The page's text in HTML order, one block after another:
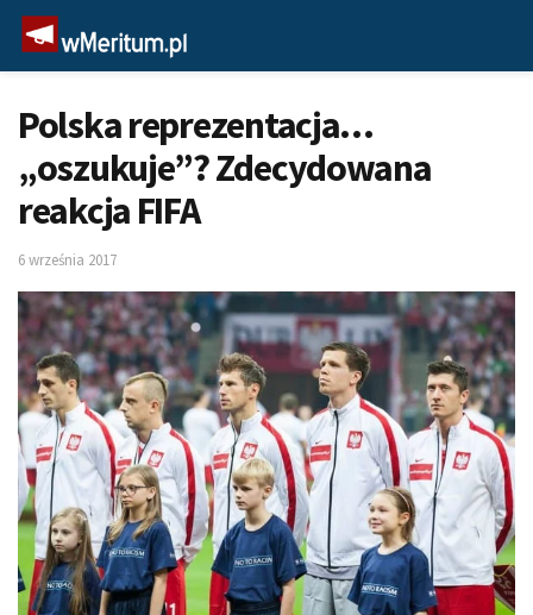
Polska reprezentacja…
„oszukuje”? Zdecydowana
reakcja FIFA
6 września 2017